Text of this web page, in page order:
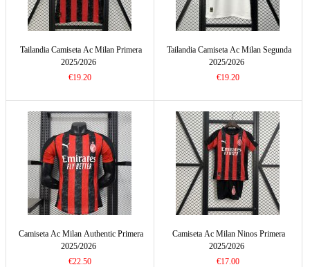
Tailandia Camiseta Ac Milan Primera
2025/2026
€19.20
Tailandia Camiseta Ac Milan Segunda
2025/2026
€19.20
Camiseta Ac Milan Authentic Primera
2025/2026
€22.50
Camiseta Ac Milan Ninos Primera
2025/2026
€17.00